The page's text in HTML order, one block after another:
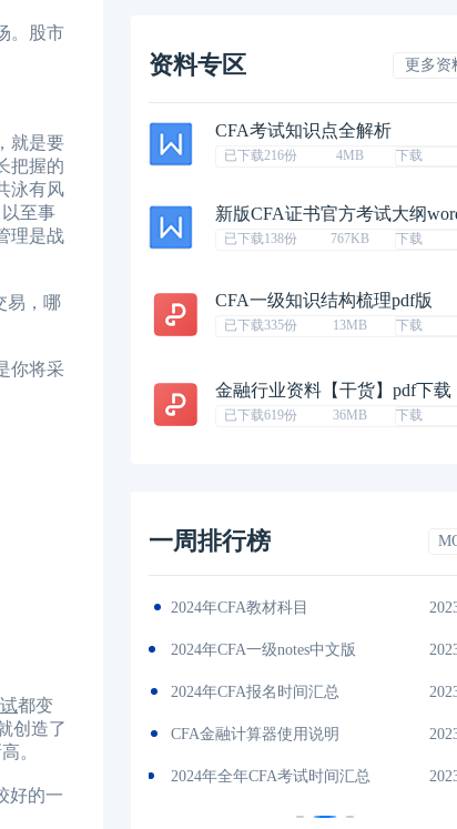
。股市
就是要
把握的
泳有风
至事
理是战
易，哪
你将采
都变
创造了
。
好的一
资料专区 更多资
CFA考试知识点全解析
已下载216份 4MB 下载
新版CFA证书官方考试大纲
已下载138份 767KB 下载
CFA一级知识结构梳理pdf版
已下载335份 13MB 下载
金融行业资料【干货】pdf下载
已下载619份 36MB 下载
一周排行榜
2024年CFA教材科目
2024年CFA一级notes中文版
2024年CFA报名时间汇总
CFA金融计算器使用说明
2024年全年CFA考试时间汇总